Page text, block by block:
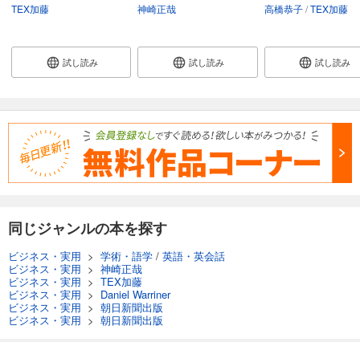
TEX加藤
試し読み
神崎正哉
試し読み
高橋恭子 TEX加藤
試し読み
同じジャンルの本を探す
ビジネス・実用 > 学術・語学 / 英語・英会話
ビジネス・実用 > 神崎正哉
ビジネス・実用 > TEX加藤
ビジネス・実用 > Daniel Warriner
ビジネス・実用 > 朝日新聞出版
ビジネス・実用 > 朝日新聞出版